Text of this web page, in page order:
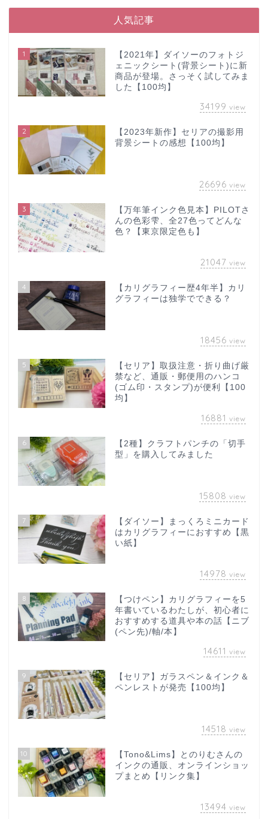
人気記事
1
【2021年】ダイソーのフォトジ
ェニックシート(背景シート)に新
商品が登場。さっそく試してみま
した【100均】
34199 view
2
【2023年新作】セリアの撮影用
背景シートの感想【100均】
26696 view
3
【万年筆インク色見本】PILOTさ
んの色彩雫、全27色ってどんな
色？【東京限定色も】
21047 view
4
【カリグラフィー歴4年半】カリ
グラフィーは独学でできる？
18456 view
5
【セリア】取扱注意・折り曲げ厳
禁など、通販・郵便用のハンコ
(ゴム印・スタンプ)が便利【100
均】
16881 view
6
【2種】クラフトパンチの「切手
型」を購入してみました
15808 view
7
【ダイソー】まっくろミニカード
はカリグラフィーにおすすめ【黒
い紙】
14978 view
8
【つけペン】カリグラフィーを5
年書いているわたしが、初心者に
おすすめする道具や本の話【ニブ
(ペン先)/軸/本】
14611 view
9
【セリア】ガラスペン＆インク＆
ペンレストが発売【100均】
14518 view
10
【Tono&Lims】とのりむさんの
インクの通販、オンラインショッ
プまとめ【リンク集】
13494 view